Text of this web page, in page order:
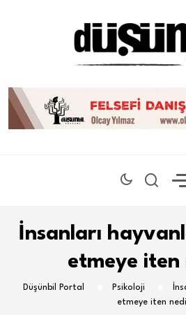
İnsanları
etmeye iten
Düşünbil Portal Psikoloji
etmeye iten